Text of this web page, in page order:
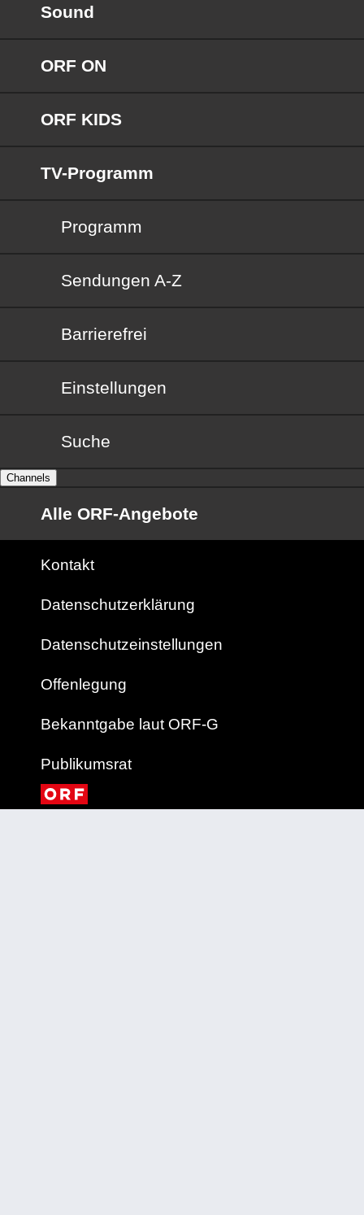
Sound
ORF ON
ORF KIDS
TV-Programm
Programm
Sendungen von A bis Z
Sendungen A-Z
Barrierefrei
Barrierefrei
Einstellungen
Suche
Channels
Alle ORF-Angebote
Kontakt
Datenschutzerklärung
Datenschutzeinstellungen
Offenlegung
Bekanntgabe laut ORF-G
Publikumsrat